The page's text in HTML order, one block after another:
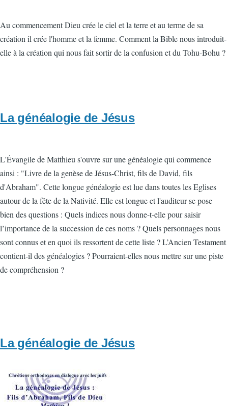
Au commencement Dieu crée le ciel et la terre et au terme de sa
création il crée l'homme et la femme. Comment la Bible nous introduit-
elle à la création qui nous fait sortir de la confusion et du Tohu-Bohu ?
La généalogie de Jésus
L'Évangile de Matthieu s'ouvre sur une généalogie qui commence
ainsi : "Livre de la genèse de Jésus-Christ, fils de David, fils
d'Abraham". Cette longue généalogie est lue dans toutes les Eglises
autour de la fête de la Nativité. Elle est longue et l'auditeur se pose
bien des questions : Quels indices nous donne-t-elle pour saisir
l’importance de la succession de ces noms ? Quels personnages nous
sont connus et en quoi ils ressortent de cette liste ? L’Ancien Testament
contient-il des généalogies ? Pourraient-elles nous mettre sur une piste
de compréhension ?
La généalogie de Jésus
Vignette